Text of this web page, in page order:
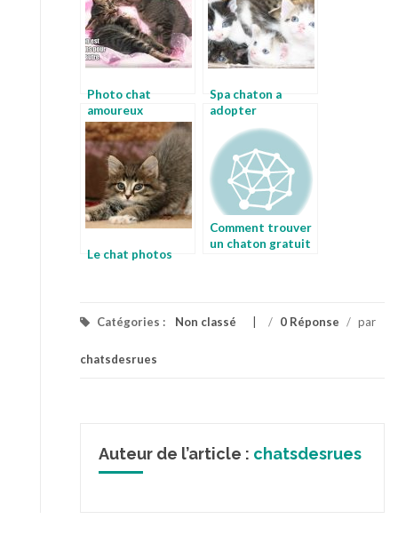
Photo chat
amoureux
Spa chaton a
adopter
Le chat photos
Comment trouver
un chaton gratuit
Catégories : Non classé / 0 Réponse / par
chatsdesrues
Auteur de l’article : chatsdesrues